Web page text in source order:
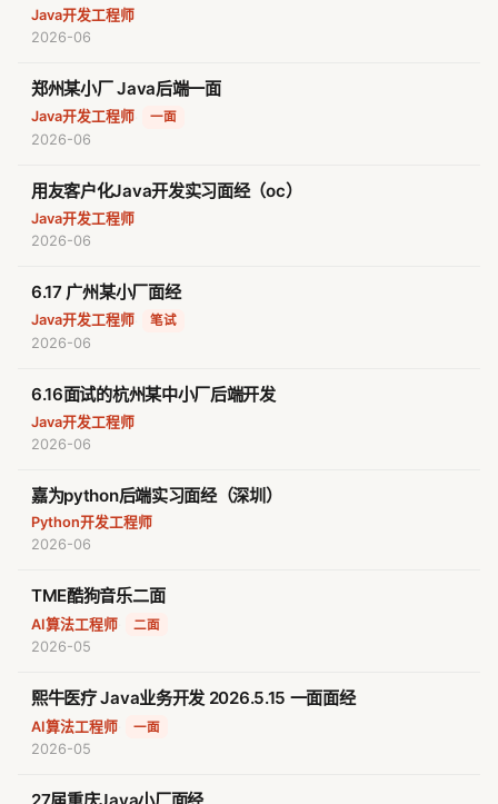
Java开发工程师
2026-06
郑州某小厂 Java后端一面
Java开发工程师 一面
2026-06
用友客户化Java开发实习面经（oc）
Java开发工程师
2026-06
6.17 广州某小厂面经
Java开发工程师 笔试
2026-06
6.16面试的杭州某中小厂后端开发
Java开发工程师
2026-06
嘉为python后端实习面经（深圳）
Python开发工程师
2026-06
TME酷狗音乐二面
AI算法工程师 二面
2026-05
熙牛医疗 Java业务开发 2026.5.15 一面面经
AI算法工程师 一面
2026-05